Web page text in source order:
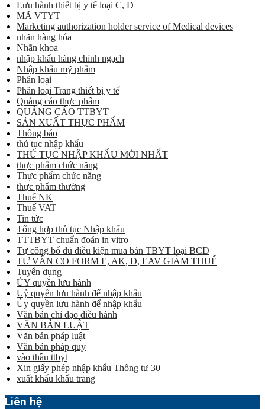
Lưu hành thiết bị y tế loại C, D
MÃ VTYT
Marketing authorization holder service of Medical devices
nhãn hàng hóa
Nhãn khoa
nhập khẩu hàng chính ngạch
Nhập khẩu mỹ phẩm
Phân loại
Phân loại Trang thiết bị y tế
Quảng cáo thực phẩm
QUẢNG CÁO TTBYT
SẢN XUẤT THỰC PHẨM
Thông báo
thủ tục nhập khẩu
THỦ TỤC NHẬP KHẨU MỚI NHẤT
thực phẩm chức năng
Thực phẩm chức năng
thực phẩm thường
Thuế NK
Thuế VAT
Tin tức
Tổng hợp thủ tục Nhập khẩu
TTTBYT chuẩn đoán in vitro
Tự công bố đủ điều kiện mua bán TBYT loại BCD
TƯ VẤN CO FORM E, AK, D, EAV GIẢM THUẾ
Tuyển dụng
ỦY quyền lưu hành
Uỷ quyền lưu hành để nhập khẩu
Ủy quyền lưu hành để nhập khẩu
Văn bản chỉ đạo điều hành
VĂN BẢN LUẬT
Văn bản pháp luật
Văn bản pháp quy
vào thầu ttbyt
Xin giấy phép nhập khẩu Thông tư 30
xuất khẩu khẩu trang
Liên hệ